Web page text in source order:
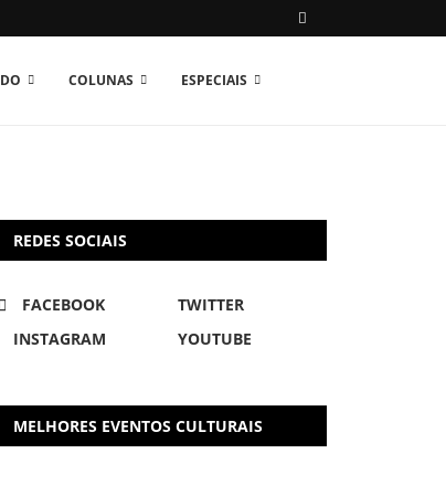
COLUNAS ESPECIAIS
REDES SOCIAIS
FACEBOOK
TWITTER
INSTAGRAM
YOUTUBE
MELHORES EVENTOS CULTURAIS